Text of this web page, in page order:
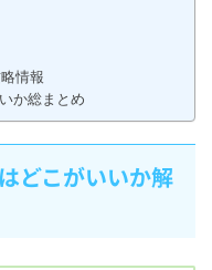
情報
か総まとめ
どこがいいか解